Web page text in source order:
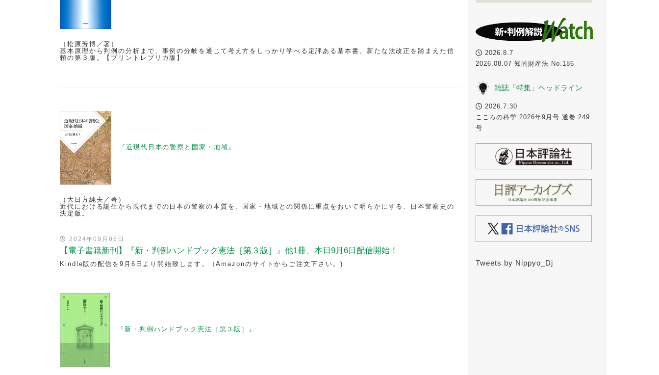
（松原芳博／著）
基本原理から判例の分析まで、事例の分岐を通じて考え方をしっかり学べる定評ある基本書。新たな法改正を踏まえた信
頼の第３版。【プリントレプリカ版】
『近現代日本の警察と国家・地域』
（大日方純夫／著）
近代における誕生から現代までの日本の警察の本質を、国家・地域との関係に重点をおいて明らかにする、日本警察史の
決定版。
2024年09月06日
【電子書籍新刊】『新・判例ハンドブック憲法［第３版］』他1冊、本日9月6日配信開始！
Kindle版の配信を9月6日より開始致します。（Amazonのサイトからご注文下さい。)
『新・判例ハンドブック憲法［第３版］』
2026.8.7
2026.08.07 知的財産法 No.186
雑誌「特集」ヘッドライン
2026.7.30
こころの科学 2026年9月号 通巻 249
号
Tweets by Nippyo_Dj